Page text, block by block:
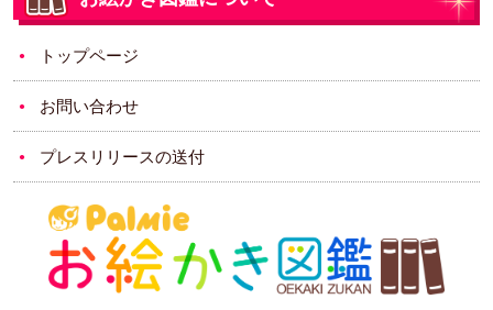
トップページ
お問い合わせ
プレスリリースの送付